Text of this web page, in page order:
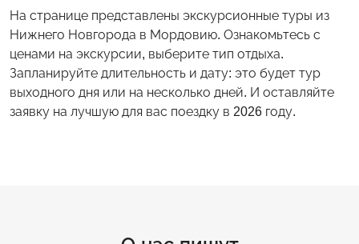
На странице представлены экскурсионные туры из
Нижнего Новгорода в Мордовию. Ознакомьтесь с
ценами на экскурсии, выберите тип отдыха.
Запланируйте длительность и дату: это будет тур
выходного дня или на несколько дней. И оставляйте
заявку на лучшую для вас поездку в 2026 году.